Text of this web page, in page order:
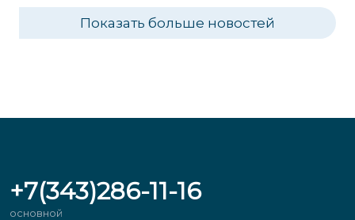
Показать больше новостей
+7(343)286-11-16
основной